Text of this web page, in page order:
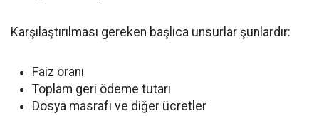
Karşılaştırılması gereken başlıca unsurlar şunlardır:
Faiz oranı
Toplam geri ödeme tutarı
Dosya masrafı ve diğer ücretler